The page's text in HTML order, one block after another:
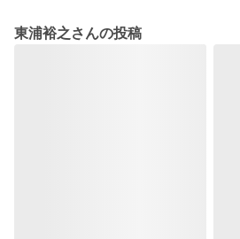
東浦裕之さんの投稿